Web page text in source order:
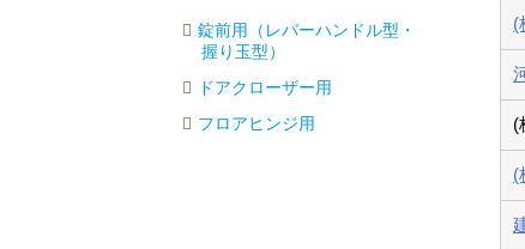
(
(
(
錠前用（レバーハンドル型・
握り玉型）
ドアクローザー用
フロアヒンジ用